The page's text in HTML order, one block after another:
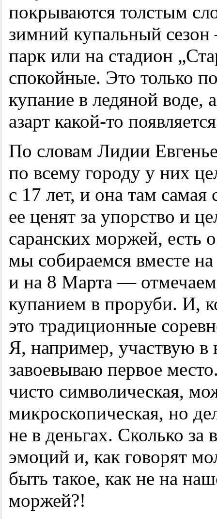
покрываются толстым
зимний купальный
парк или на стадион
спокойные. Это только
купание в ледяной воде,
азарт какой-то
По словам Лидии
по всему городу у них
с 17 лет, и она там
ее ценят за упорство и
саранских моржей, есть
мы собираемся вместе
и на 8 Марта —
купанием в проруби. И,
это традиционные
Я, например, участвую в
завоевываю первое
чисто символическая,
микроскопическая, но
не в деньгах. Сколько
эмоций и, как говорят
быть такое, как не на
моржей?!